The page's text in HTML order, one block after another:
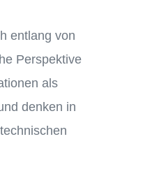
entlang von
Perspektive
als
denken in